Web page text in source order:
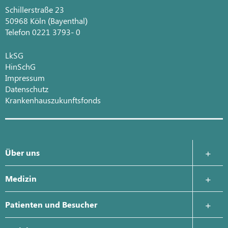
Schillerstraße 23
50968 Köln (Bayenthal)
Telefon 0221 3793- 0
LkSG
HinSchG
Impressum
Datenschutz
Krankenhauszukunftsfonds
Über uns
Krankenhausleitung
Geschichte
Medizin
Allgemein- und Visceralchirurgie
Patienten und Besucher